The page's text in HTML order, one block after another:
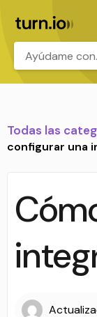
Todas las
configurar una
.